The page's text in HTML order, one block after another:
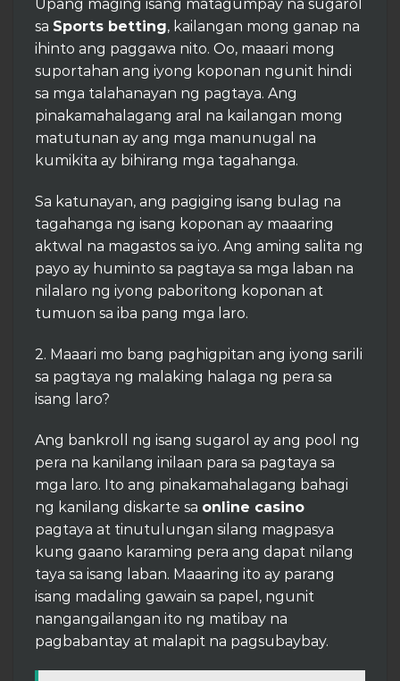
Upang maging isang matagumpay na sugarol
sa Sports betting, kailangan mong ganap na
ihinto ang paggawa nito. Oo, maaari mong
suportahan ang iyong koponan ngunit hindi
sa mga talahanayan ng pagtaya. Ang
pinakamahalagang aral na kailangan mong
matutunan ay ang mga manunugal na
kumikita ay bihirang mga tagahanga.
Sa katunayan, ang pagiging isang bulag na
tagahanga ng isang koponan ay maaaring
aktwal na magastos sa iyo. Ang aming salita ng
payo ay huminto sa pagtaya sa mga laban na
nilalaro ng iyong paboritong koponan at
tumuon sa iba pang mga laro.
2. Maaari mo bang paghigpitan ang iyong sarili
sa pagtaya ng malaking halaga ng pera sa
isang laro?
Ang bankroll ng isang sugarol ay ang pool ng
pera na kanilang inilaan para sa pagtaya sa
mga laro. Ito ang pinakamahalagang bahagi
ng kanilang diskarte sa online casino
pagtaya at tinutulungan silang magpasya
kung gaano karaming pera ang dapat nilang
taya sa isang laban. Maaaring ito ay parang
isang madaling gawain sa papel, ngunit
nangangailangan ito ng matibay na
pagbabantay at malapit na pagsubaybay.